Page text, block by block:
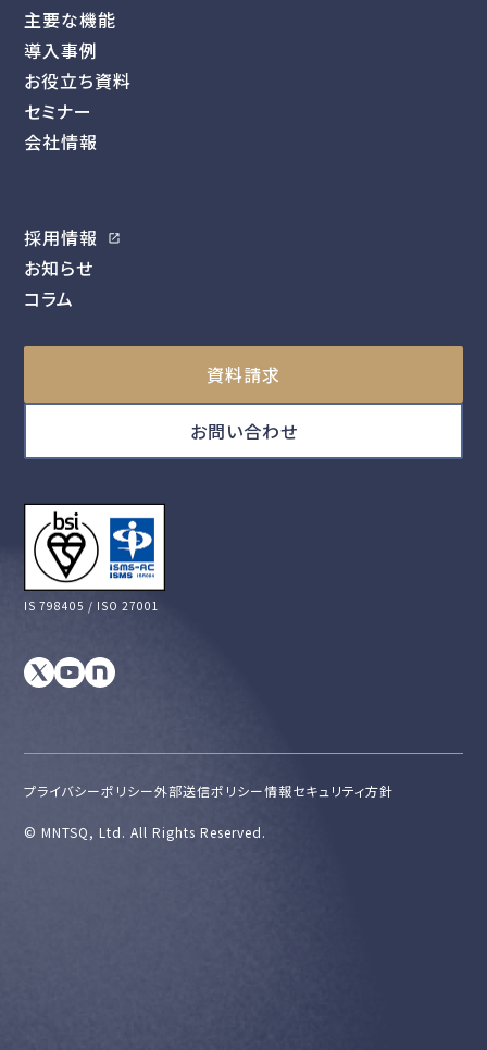
主要な機能
導入事例
お役立ち資料
セミナー
会社情報
採用情報
お知らせ
コラム
資料請求
お問い合わせ
IS 798405 / ISO 27001
プライバシーポリシー外部送信ポリシー情報セキュリティ方針
©︎ MNTSQ, Ltd. All Rights Reserved.